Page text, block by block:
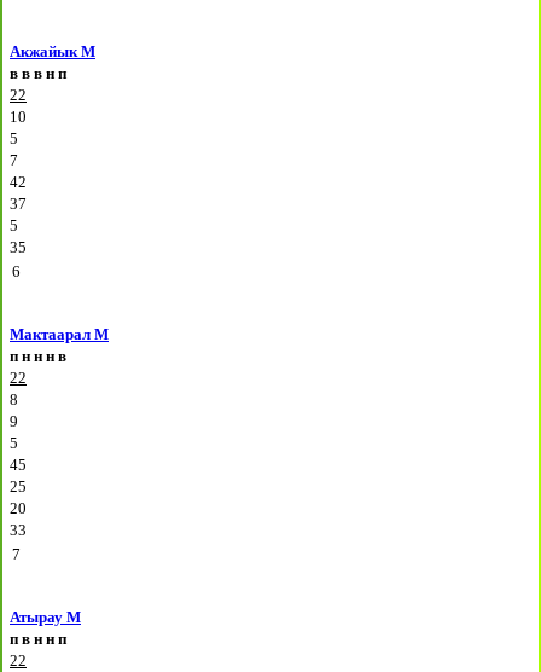
Акжайык М
в в в н п
22
10
5
7
42
37
5
35
6
Мактаарал М
п н н н в
22
8
9
5
45
25
20
33
7
Атырау М
п в н н п
22